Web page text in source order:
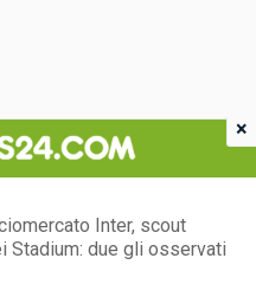
Inter, scout
Stadium: due gli osservati
×